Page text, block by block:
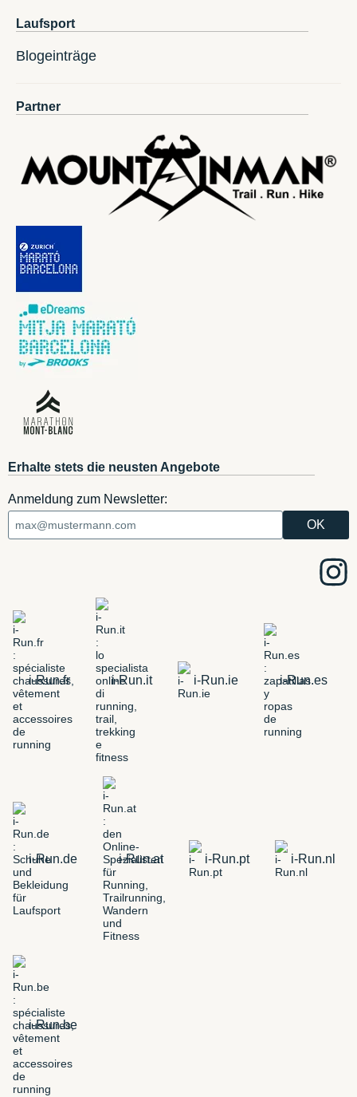
Laufsport
Blogeinträge
Partner
Erhalte stets die neusten Angebote
Anmeldung zum Newsletter:
i-Run.fr i-Run.it i-Run.ie i-Run.es
i-Run.de i-Run.at i-Run.pt i-Run.nl
i-Run.be